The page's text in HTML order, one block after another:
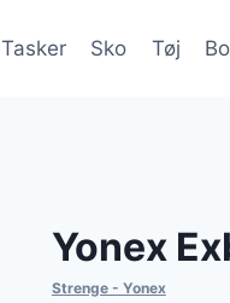
Tasker Sko Tøj
Yonex
Strenge - Yonex